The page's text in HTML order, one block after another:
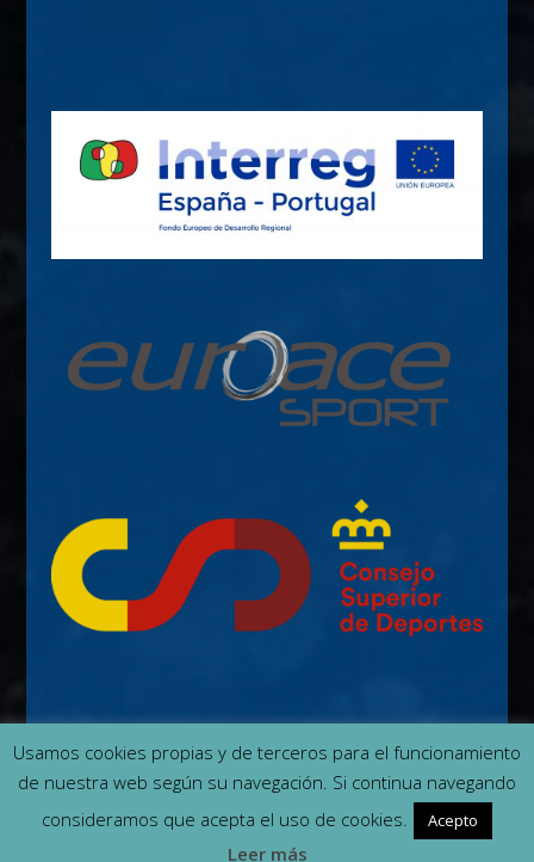
Contacto Quiénes somos Cookies
Usamos cookies propias y de terceros para el funcionamiento
de nuestra web según su navegación. Si continua navegando
consideramos que acepta el uso de cookies.
Acepto
Leer más